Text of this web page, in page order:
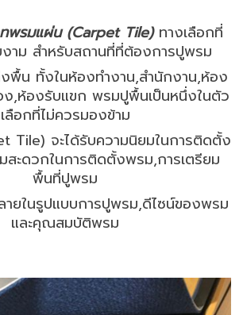
พรมแผ่น (Carpet Tile)ทางเลือกที่
งาม สำหรับสถานที่ที่ต้องการปูพรม
พื้น ทั้งในห้องทำงาน,สำนักงาน,ห้อง
ง,ห้องรับแขก พรมปูพื้นเป็นหนึ่งในตัว
เลือกที่ไม่ควรมองข้าม
Tile) จะได้รับความนิยมในการติดตั้ง
สะดวกในการติดตั้งพรม,การเตรียม
พื้นที่ปูพรม
ายในรูปแบบการปูพรม,ดีไซน์ของพรม
และคุณสมบัติพรม